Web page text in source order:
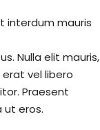
interdum mauris
Nulla elit mauris,
vel libero
Praesent
ut eros.